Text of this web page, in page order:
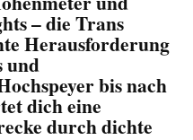
– die Trans
Herausforderung
und
bis nach
dich eine
durch dichte